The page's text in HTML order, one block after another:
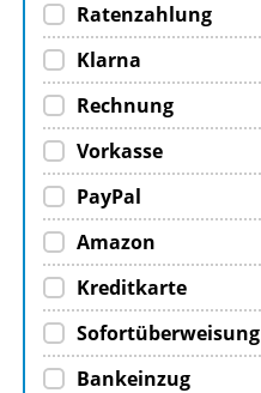
Ratenzahlung
Klarna
Rechnung
Vorkasse
PayPal
Amazon
Kreditkarte
Sofortüberweisung
Bankeinzug